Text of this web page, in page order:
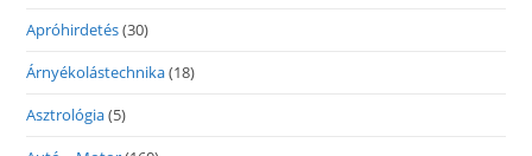
Apróhirdetés(30)
Árnyékolástechnika(18)
Asztrológia(5)